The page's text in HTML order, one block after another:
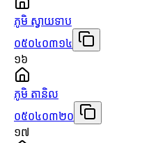
ភូមិ ស្វាយទាប
០៥០៤០៣១៤
១៦
ភូមិ តានិល
០៥០៤០៣២០
១៧